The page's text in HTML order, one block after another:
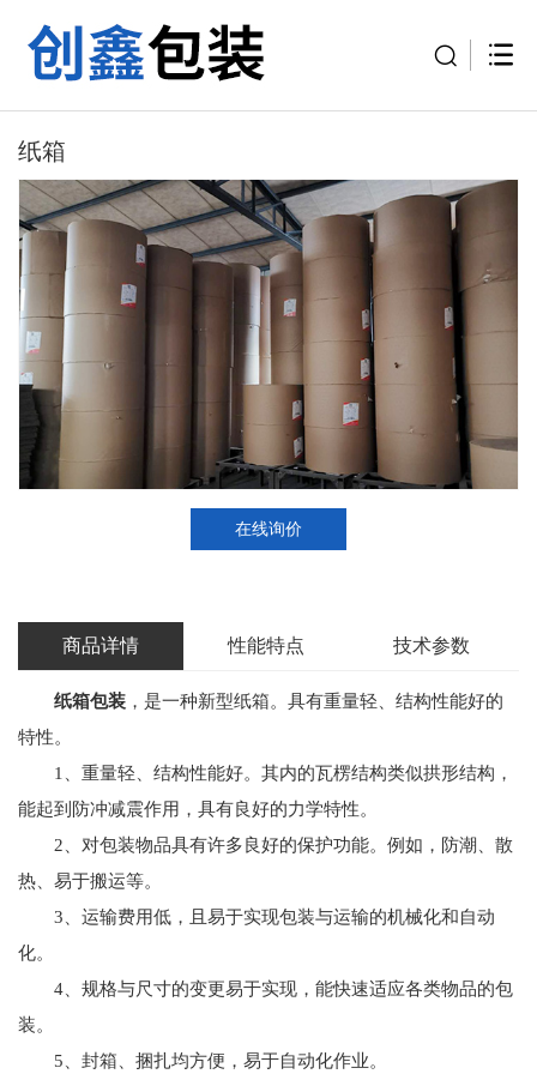
纸箱
在线询价
商品详情 性能特点 技术参数
纸箱包装 ，是一种新型纸箱。具有重量轻、结构性能好的
特性。
1、重量轻、结构性能好。其内的瓦楞结构类似拱形结构，
能起到防冲减震作用，具有良好的力学特性。
2、对包装物品具有许多良好的保护功能。例如，防潮、散
热、易于搬运等。
3、运输费用低，且易于实现包装与运输的机械化和自动
化。
4、规格与尺寸的变更易于实现，能快速适应各类物品的包
装。
5、封箱、捆扎均方便，易于自动化作业。